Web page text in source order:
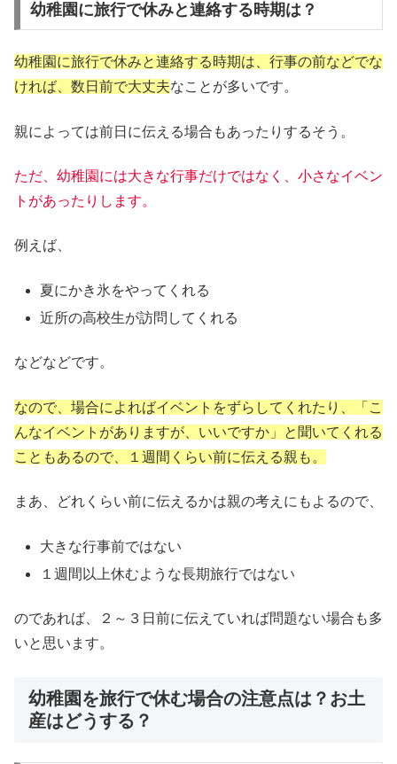
幼稚園に旅行で休みと連絡する時期は？
幼稚園に旅行で休みと連絡する時期は、行事の前などでな
ければ、数日前で大丈夫なことが多いです。
親によっては前日に伝える場合もあったりするそう。
ただ、幼稚園には大きな行事だけではなく、小さなイベン
トがあったりします。
例えば、
夏にかき氷をやってくれる
近所の高校生が訪問してくれる
などなどです。
なので、場合によればイベントをずらしてくれたり、「こ
んなイベントがありますが、いいですか」と聞いてくれる
こともあるので、１週間くらい前に伝える親も。
まあ、どれくらい前に伝えるかは親の考えにもよるので、
大きな行事前ではない
１週間以上休むような長期旅行ではない
のであれば、２～３日前に伝えていれば問題ない場合も多
いと思います。
幼稚園を旅行で休む場合の注意点は？お土
産はどうする？